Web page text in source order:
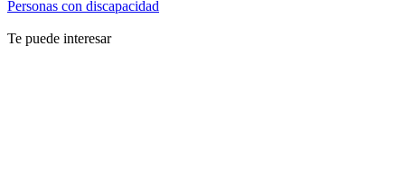
Personas con discapacidad
Te puede interesar